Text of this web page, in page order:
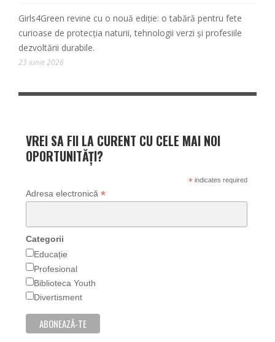
Girls4Green revine cu o nouă ediție: o tabără pentru fete
curioase de protecția naturii, tehnologii verzi și profesiile
dezvoltării durabile.
23 iunie 2026
VREI SA FII LA CURENT CU CELE MAI NOI
OPORTUNITĂȚI?
*indicates required
Adresa electronică *
Categorii
Educație
Profesional
Biblioteca Youth
Divertisment